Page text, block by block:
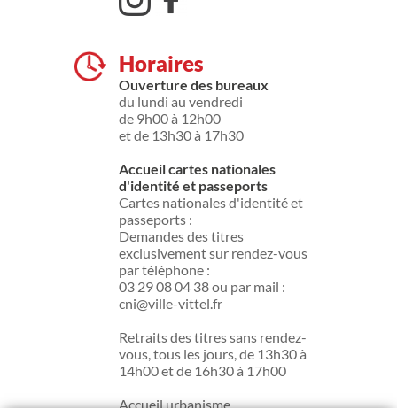
Horaires
Ouverture des bureaux
du lundi au vendredi
de 9h00 à 12h00
et de 13h30 à 17h30
Accueil cartes nationales
d'identité et passeports
Cartes nationales d'identité et
passeports :
Demandes des titres
exclusivement sur rendez-vous
par téléphone :
03 29 08 04 38 ou par mail :
cni@ville-vittel.fr
Retraits des titres sans rendez-
vous, tous les jours, de 13h30 à
14h00 et de 16h30 à 17h00
Accueil urbanisme